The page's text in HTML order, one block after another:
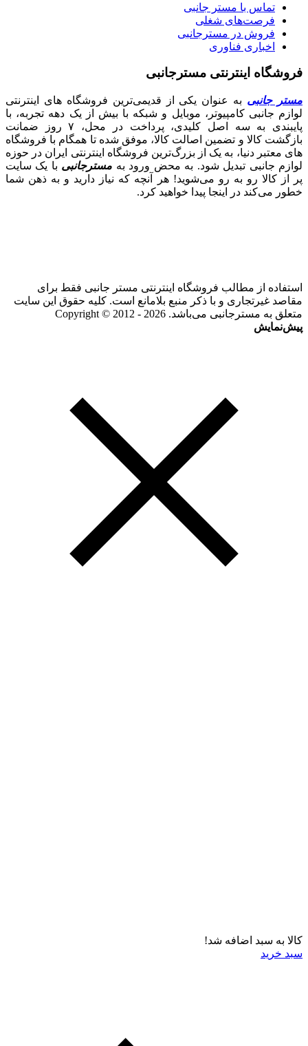
تماس با مستر جانبی
فرصت‌های شغلی
فروش در مسترجانبی
اخباری فناوری
فروشگاه اینترنتی مسترجانبی
مستر جانبی به عنوان یکی از قدیمی‌ترین فروشگاه های اینترنتی
لوازم جانبی کامپیوتر، موبایل و شبکه با بیش از یک دهه تجربه، با
پایبندی به سه اصل کلیدی، پرداخت در محل، ۷ روز ضمانت
بازگشت کالا و تضمین اصالت کالا، موفق شده تا همگام با فروشگاه‌
های معتبر دنیا، به یک از بزرگ‌ترین فروشگاه اینترنتی ایران در حوزه
لوازم جانبی تبدیل شود. به محض ورود به مسترجانبی با یک سایت
پر از کالا رو به رو می‌شوید! هر آنچه که نیاز دارید و به ذهن شما
خطور می‌کند در اینجا پیدا خواهید کرد.
استفاده از مطالب فروشگاه اینترنتی مستر جانبی فقط برای
مقاصد غیرتجاری و با ذکر منبع بلامانع است. کلیه حقوق این سایت
متعلق به مسترجانبی می‌باشد. Copyright © 2012 - 2026
پیش‌نمایش
کالا به سبد اضافه شد!
سبد خرید